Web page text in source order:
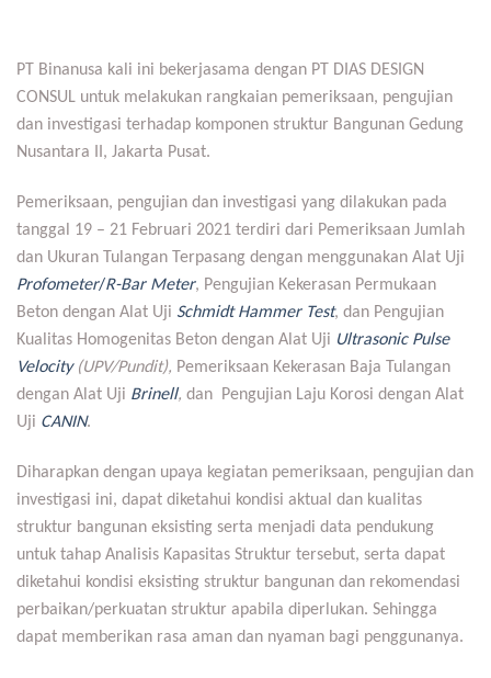
PT Binanusa kali ini bekerjasama dengan PT DIAS DESIGN
CONSUL untuk melakukan rangkaian pemeriksaan, pengujian
dan investigasi terhadap komponen struktur Bangunan Gedung
Nusantara II, Jakarta Pusat.
Pemeriksaan, pengujian dan investigasi yang dilakukan pada
tanggal 19 – 21 Februari 2021 terdiri dari Pemeriksaan Jumlah
dan Ukuran Tulangan Terpasang dengan menggunakan Alat Uji
Profometer/R-Bar Meter, Pengujian Kekerasan Permukaan
Beton dengan Alat Uji Schmidt Hammer Test, dan Pengujian
Kualitas Homogenitas Beton dengan Alat Uji Ultrasonic Pulse
Velocity(UPV/Pundit), Pemeriksaan Kekerasan Baja Tulangan
dengan Alat Uji Brinell, dan
Pengujian Laju Korosi dengan Alat
Uji CANIN.
Diharapkan dengan upaya kegiatan pemeriksaan, pengujian dan
investigasi ini, dapat diketahui kondisi aktual dan kualitas
struktur bangunan eksisting serta menjadi data pendukung
untuk tahap Analisis Kapasitas Struktur tersebut, serta dapat
diketahui kondisi eksisting struktur bangunan dan rekomendasi
perbaikan/perkuatan struktur apabila diperlukan. Sehingga
dapat memberikan rasa aman dan nyaman bagi penggunanya.